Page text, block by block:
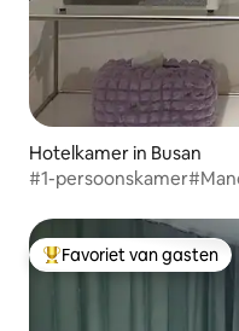
Hotelkamer in Busan
#1-
Topfavoriet van gasten
Favoriet van gasten